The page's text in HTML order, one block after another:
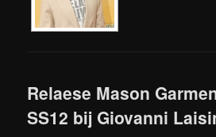
Relaese Mason
SS12 bij Giovanni